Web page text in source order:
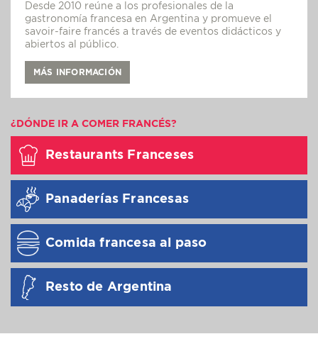
Desde 2010 reúne a los profesionales de la
gastronomía francesa en Argentina y promueve el
savoir-faire francés a través de eventos didácticos y
abiertos al público.
MÁS INFORMACIÓN
¿DÓNDE IR A COMER FRANCÉS?
Restaurants Franceses
Panaderías Francesas
Comida francesa al paso
Resto de Argentina